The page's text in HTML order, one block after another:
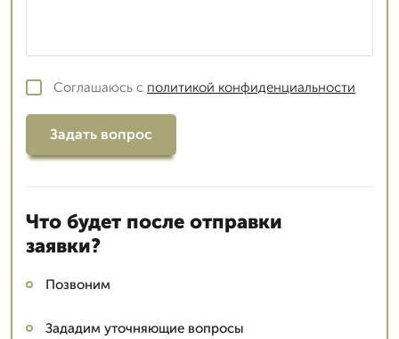
Соглашаюсь с политикой конфиденциальности
Задать вопрос
Что будет после отправки
заявки?
Позвоним
Зададим уточняющие вопросы